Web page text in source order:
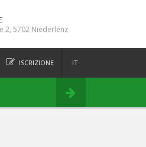
2, 5702 Niederlenz
ISCRIZIONE IT
DE